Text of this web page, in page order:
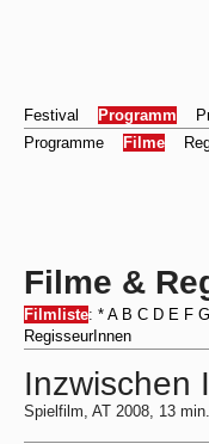
Festival Programm
Programme
Filme
Filme &
Filmliste: * A B C D E F G
RegisseurInnen
Inzwischen
Spielfilm, AT 2008, 13